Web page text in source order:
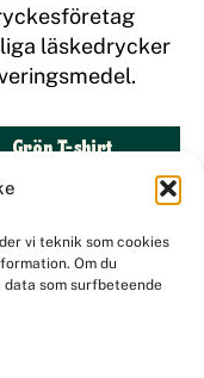
vi teknik som cookies
Om du
som surfbeteende
Grön T-shirt
läskedrycker